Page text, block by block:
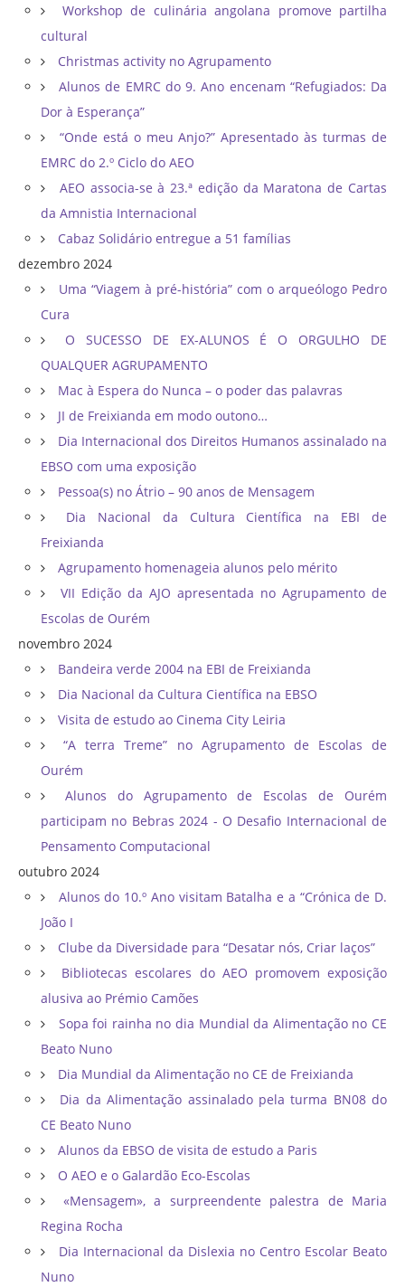
Workshop de culinária angolana promove partilha
cultural
Christmas activity no Agrupamento
Alunos de EMRC do 9. Ano encenam “Refugiados: Da
Dor à Esperança”
“Onde está o meu Anjo?” Apresentado às turmas de
EMRC do 2.º Ciclo do AEO
AEO associa-se à 23.ª edição da Maratona de Cartas
da Amnistia Internacional
Cabaz Solidário entregue a 51 famílias
dezembro 2024
Uma “Viagem à pré-história” com o arqueólogo Pedro
Cura
O SUCESSO DE EX-ALUNOS É O ORGULHO DE
QUALQUER AGRUPAMENTO
Mac à Espera do Nunca – o poder das palavras
JI de Freixianda em modo outono…
Dia Internacional dos Direitos Humanos assinalado na
EBSO com uma exposição
Pessoa(s) no Átrio – 90 anos de Mensagem
Dia Nacional da Cultura Científica na EBI de
Freixianda
Agrupamento homenageia alunos pelo mérito
VII Edição da AJO apresentada no Agrupamento de
Escolas de Ourém
novembro 2024
Bandeira verde 2004 na EBI de Freixianda
Dia Nacional da Cultura Científica na EBSO
Visita de estudo ao Cinema City Leiria
“A terra Treme” no Agrupamento de Escolas de
Ourém
Alunos do Agrupamento de Escolas de Ourém
participam no Bebras 2024 - O Desafio Internacional de
Pensamento Computacional
outubro 2024
Alunos do 10.º Ano visitam Batalha e a “Crónica de D.
João I
Clube da Diversidade para “Desatar nós, Criar laços”
Bibliotecas escolares do AEO promovem exposição
alusiva ao Prémio Camões
Sopa foi rainha no dia Mundial da Alimentação no CE
Beato Nuno
Dia Mundial da Alimentação no CE de Freixianda
Dia da Alimentação assinalado pela turma BN08 do
CE Beato Nuno
Alunos da EBSO de visita de estudo a Paris
O AEO e o Galardão Eco-Escolas
«Mensagem», a surpreendente palestra de Maria
Regina Rocha
Dia Internacional da Dislexia no Centro Escolar Beato
Nuno